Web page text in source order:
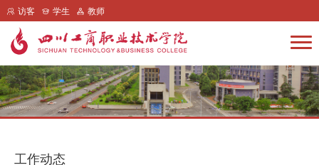
访客 学生 教师
工作动态